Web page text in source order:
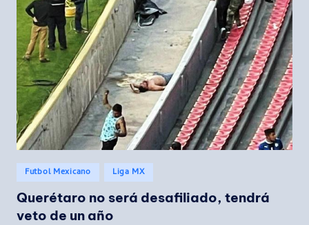
Publicado
en
Futbol Mexicano Liga MX
Querétaro no será desafiliado, tendrá
veto de un año